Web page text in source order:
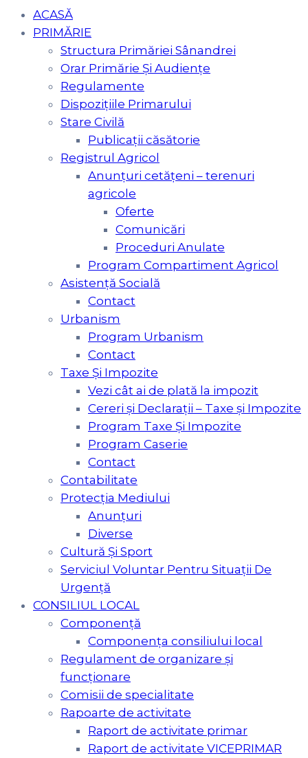
ACASĂ
PRIMĂRIE
Structura Primăriei Sânandrei
Orar Primărie Şi Audienţe
Regulamente
Dispozițiile Primarului
Stare Civilă
Publicații căsătorie
Registrul Agricol
Anunțuri cetățeni – terenuri
agricole
Oferte
Comunicări
Proceduri Anulate
Program Compartiment Agricol
Asistenţă Socială
Contact
Urbanism
Program Urbanism
Contact
Taxe Şi Impozite
Vezi cât ai de plată la impozit
Cereri și Declarații – Taxe și Impozite
Program Taxe Și Impozite
Program Caserie
Contact
Contabilitate
Protecția Mediului
Anunțuri
Diverse
Cultură Şi Sport
Serviciul Voluntar Pentru Situaţii De
Urgenţă
CONSILIUL LOCAL
Componență
Componența consiliului local
Regulament de organizare și
funcționare
Comisii de specialitate
Rapoarte de activitate
Raport de activitate primar
Raport de activitate VICEPRIMAR